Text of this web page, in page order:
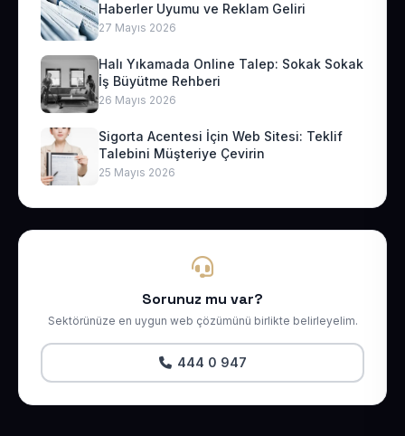
Haberler Uyumu ve Reklam Geliri
27 Mayıs 2026
Halı Yıkamada Online Talep: Sokak Sokak
İş Büyütme Rehberi
26 Mayıs 2026
Sigorta Acentesi İçin Web Sitesi: Teklif
Talebini Müşteriye Çevirin
25 Mayıs 2026
Sorunuz mu var?
Sektörünüze en uygun web çözümünü birlikte belirleyelim.
444 0 947